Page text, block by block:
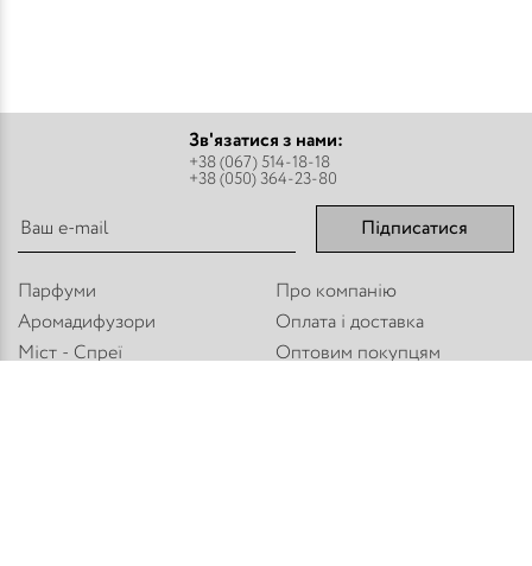
Зв'язатися з нами:
+38 (067) 514-18-18
+38 (050) 364-23-80
Підписатися
Парфуми
Аромадифузори
Міст - Спреї
Про компанію
Оплата і доставка
Оптовим покупцям